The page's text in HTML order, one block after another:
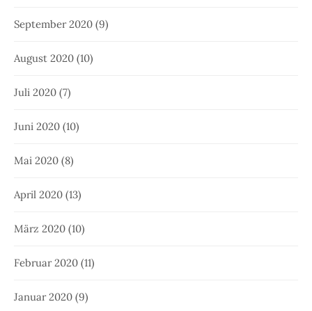
September 2020 (9)
August 2020 (10)
Juli 2020 (7)
Juni 2020 (10)
Mai 2020 (8)
April 2020 (13)
März 2020 (10)
Februar 2020 (11)
Januar 2020 (9)